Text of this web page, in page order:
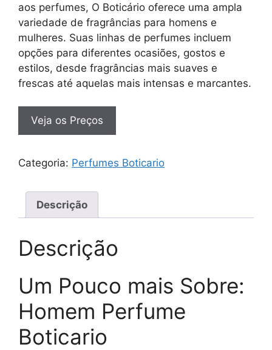
aos perfumes, O Boticário oferece uma ampla
variedade de fragrâncias para homens e
mulheres. Suas linhas de perfumes incluem
opções para diferentes ocasiões, gostos e
estilos, desde fragrâncias mais suaves e
frescas até aquelas mais intensas e marcantes.
Veja os Preços
Categoria: Perfumes Boticario
Descrição
Descrição
Um Pouco mais Sobre:
Homem Perfume
Boticario